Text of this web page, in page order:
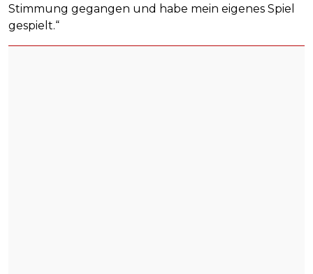
Stimmung gegangen und habe mein eigenes Spiel
gespielt.“